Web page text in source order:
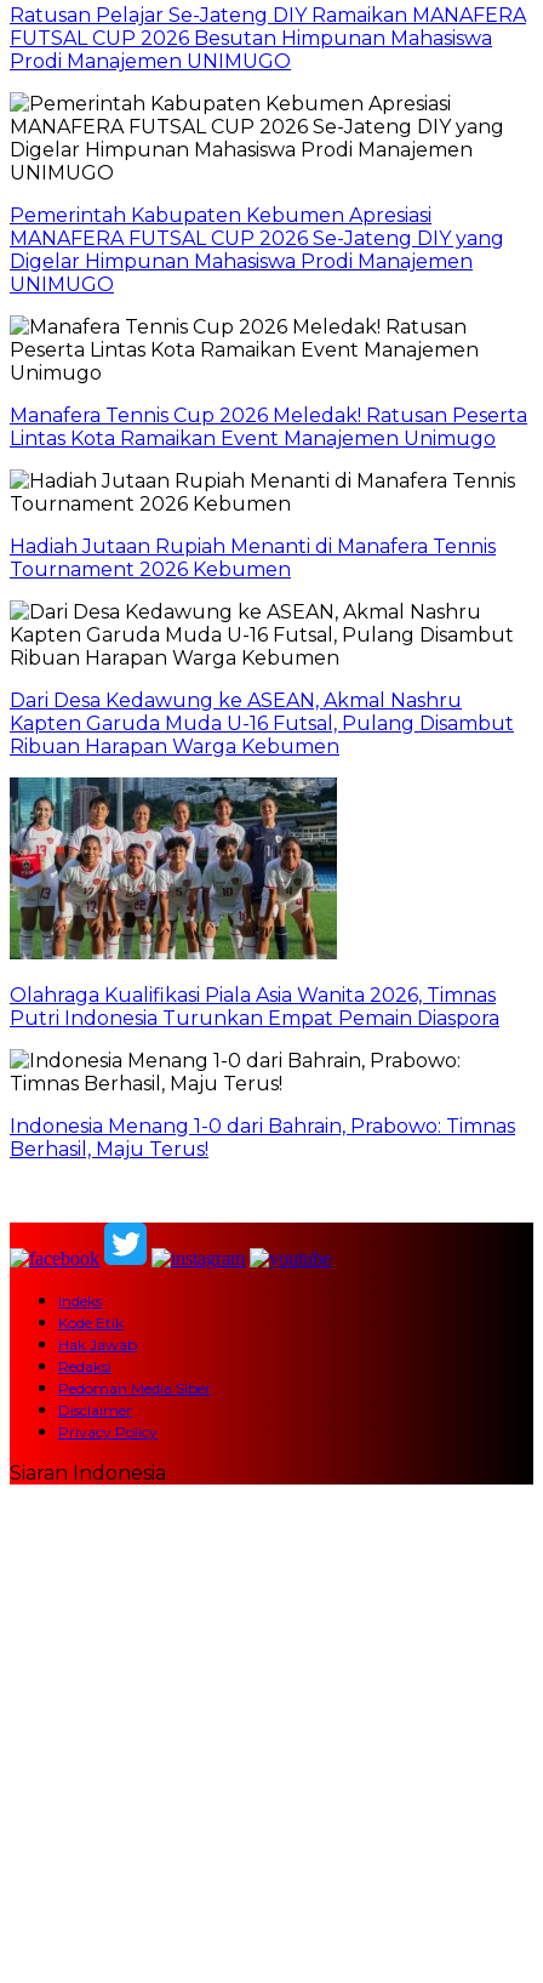
Ratusan Pelajar Se-Jateng DIY Ramaikan MANAFERA
FUTSAL CUP 2026 Besutan Himpunan Mahasiswa
Prodi Manajemen UNIMUGO
Pemerintah Kabupaten Kebumen Apresiasi
MANAFERA FUTSAL CUP 2026 Se-Jateng DIY yang
Digelar Himpunan Mahasiswa Prodi Manajemen
UNIMUGO
Manafera Tennis Cup 2026 Meledak! Ratusan Peserta
Lintas Kota Ramaikan Event Manajemen Unimugo
Hadiah Jutaan Rupiah Menanti di Manafera Tennis
Tournament 2026 Kebumen
Dari Desa Kedawung ke ASEAN, Akmal Nashru
Kapten Garuda Muda U-16 Futsal, Pulang Disambut
Ribuan Harapan Warga Kebumen
Olahraga Kualifikasi Piala Asia Wanita 2026, Timnas
Putri Indonesia Turunkan Empat Pemain Diaspora
Indonesia Menang 1-0 dari Bahrain, Prabowo: Timnas
Berhasil, Maju Terus!
Indeks
Kode Etik
Hak Jawab
Redaksi
Pedoman Media Siber
Disclaimer
Privacy Policy
Siaran Indonesia